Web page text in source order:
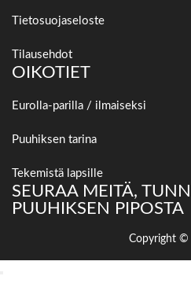
Tietosuojaseloste
Tilausehdot
OIKOTIET
Eurolla-parilla / ilmaiseksi
Puuhiksen tarina
Tekemistä lapsille
SEURAA MEITÄ,
PUUHIKSEN PIPOSTA
Copyright ©